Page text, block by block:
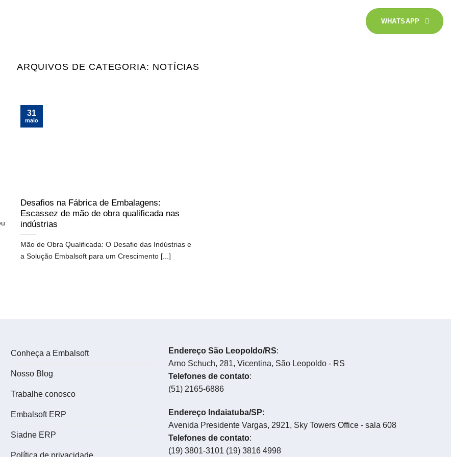
WHATSAPP
ARQUIVOS DE CATEGORIA: NOTÍCIAS
Desafios na Fábrica de Embalagens:
Escassez de mão de obra qualificada nas
indústrias
Mão de Obra Qualificada: O Desafio das Indústrias e
a Solução Embalsoft para um Crescimento [...]
31
maio
Conheça a Embalsoft
Nosso Blog
Trabalhe conosco
Embalsoft ERP
Siadne ERP
Endereço São Leopoldo/RS:
Arno Schuch, 281, Vicentina, São Leopoldo - RS
Telefones de contato:
(51) 2165-6886
Endereço Indaiatuba/SP:
Avenida Presidente Vargas, 2921, Sky Towers Office - sala 608
Telefones de contato:
(19) 3801-3101 (19) 3816 4998